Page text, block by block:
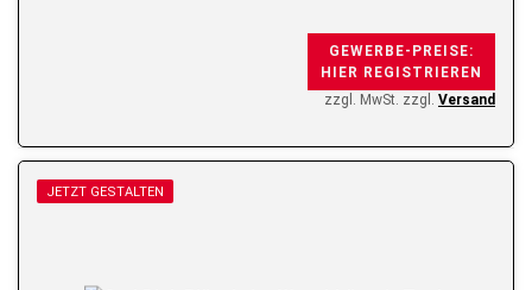
GEWERBE-PREISE:
HIER REGISTRIEREN
zzgl. MwSt. zzgl. Versand
JETZT GESTALTEN